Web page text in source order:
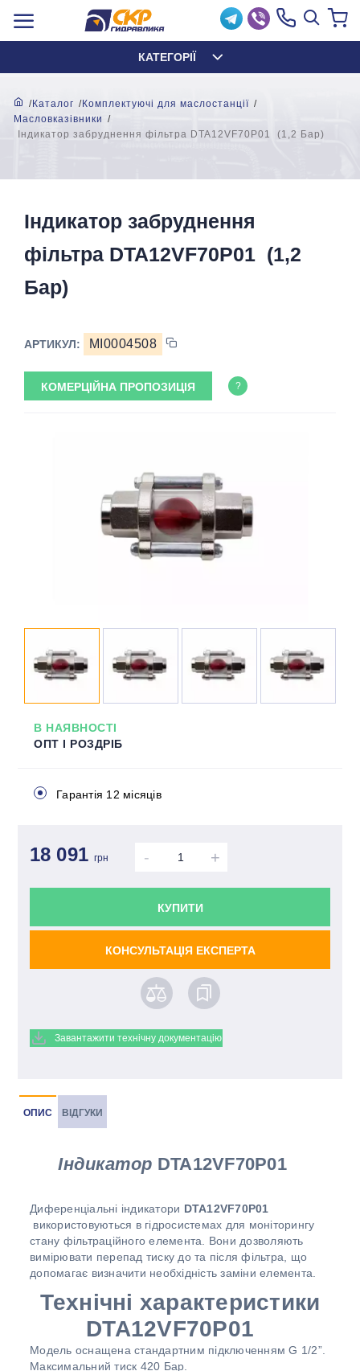
КАТЕГОРІЇ
Каталог
Комплектуючі для маслостанції
Масловказівники
Індикатор забруднення фільтра DTA12VF70P01 (1,2 Бар)
Індикатор забруднення
фільтра DTA12VF70P01 (1,2
Бар)
АРТИКУЛ: MI0004508
КОМЕРЦІЙНА ПРОПОЗИЦІЯ ?
В НАЯВНОСТІ
ОПТ І РОЗДРІБ
Гарантія 12 місяців
18 091грн - +
КУПИТИ
КОНСУЛЬТАЦІЯ ЕКСПЕРТА
Завантажити технічну документацію
ОПИС ВІДГУКИ
Індикатор DTA12VF70P01
Диференціальні індикатори DTA12VF70P01
використовуються в гідросистемах для моніторингу
стану фільтраційного елемента. Вони дозволяють
вимірювати перепад тиску до та після фільтра, що
допомагає визначити необхідність заміни елемента.
Технічні характеристики
DTA12VF70P01
Модель оснащена стандартним підключенням G 1/2”.
Максимальний тиск 420 Бар.